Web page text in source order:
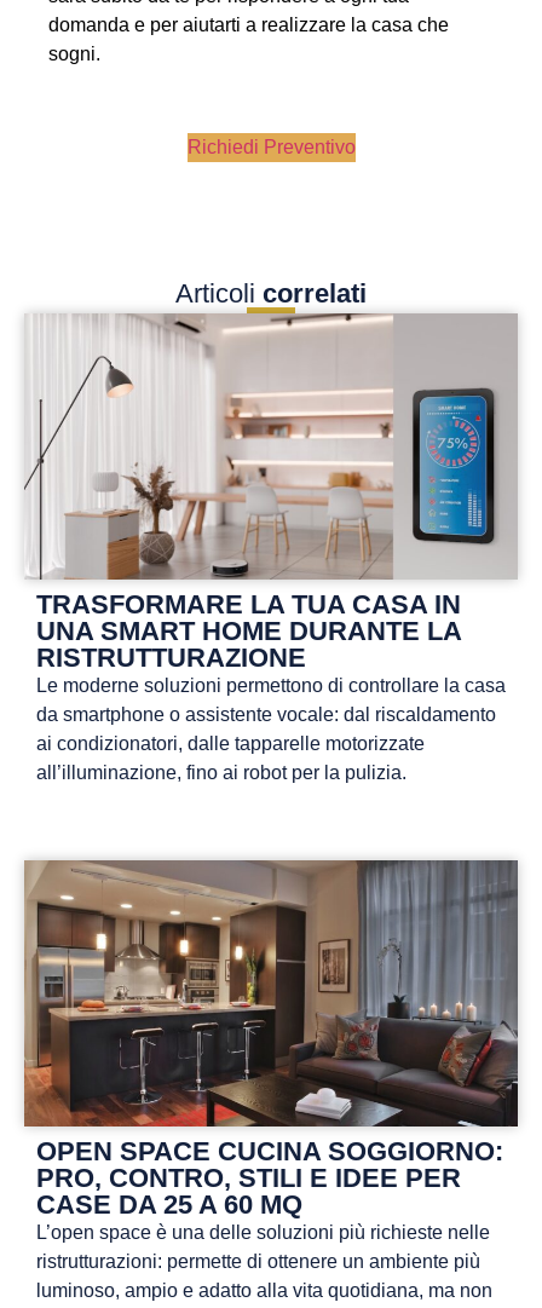
domanda e per aiutarti a realizzare la casa che
sogni.
Richiedi Preventivo
Articoli correlati
TRASFORMARE LA TUA CASA IN
UNA SMART HOME DURANTE LA
RISTRUTTURAZIONE
Le moderne soluzioni permettono di controllare la casa
da smartphone o assistente vocale: dal riscaldamento
ai condizionatori, dalle tapparelle motorizzate
all’illuminazione, fino ai robot per la pulizia.
OPEN SPACE CUCINA SOGGIORNO:
PRO, CONTRO, STILI E IDEE PER
CASE DA 25 A 60 MQ
L’open space è una delle soluzioni più richieste nelle
ristrutturazioni: permette di ottenere un ambiente più
luminoso, ampio e adatto alla vita quotidiana, ma non